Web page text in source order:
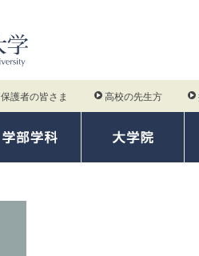
保護者の皆さま 高校の先生方